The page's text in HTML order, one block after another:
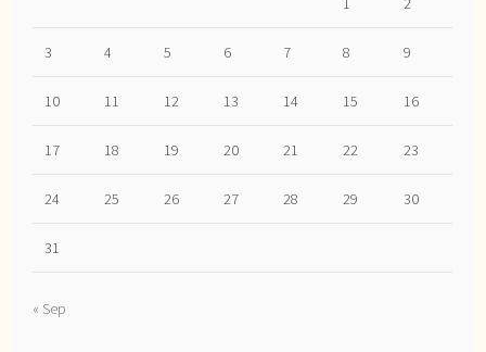
3 4 5 6 7 8 9
10 11 12 13 14 15 16
17 18 19 20 21 22 23
24 25 26 27 28 29 30
31
« Sep